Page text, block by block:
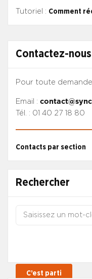
Tutoriel : Comment
Contactez-nous
Pour toute
Email :
Tél. : 01 40 27 18 80
Contacts par section
Rechercher